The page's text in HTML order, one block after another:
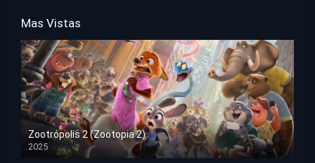
Mas Vistas
Zootrópolis 2 (Zootopia 2)
2025
HD 1080p